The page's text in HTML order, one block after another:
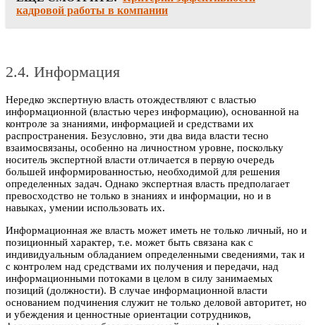
кадровой работы в компании
2.4. Информация
Нередко экспертную власть отождествляют с властью
информационной (властью через информацию), основанной на
контроле за знаниями, информацией и средствами их
распространения. Безусловно, эти два вида власти тесно
взаимосвязаны, особенно на личностном уровне, поскольку
носитель экспертной власти отличается в первую очередь
большей информированностью, необходимой для решения
определенных задач. Однако экспертная власть предполагает
превосходство не только в знаниях и информации, но и в
навыках, умении использовать их.
Информационная же власть может иметь не только личный, но и
позиционный характер, т.е. может быть связана как с
индивидуальным обладанием определенными сведениями, так и
с контролем над средствами их получения и передачи, над
информационными потоками в целом в силу занимаемых
позиций (должности). В случае информационной власти
основанием подчинения служит не только деловой авторитет, но
и убеждения и ценностные ориентации сотрудников,